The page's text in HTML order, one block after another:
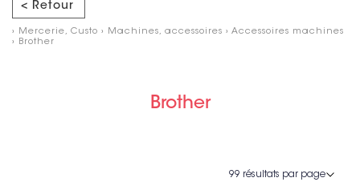
< Retour
› Mercerie, Custo › Machines, accessoires › Accessoires machines
› Brother
Brother